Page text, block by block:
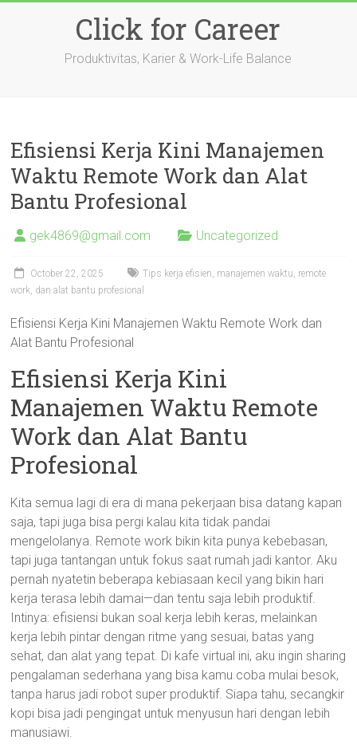
Click for Career
Produktivitas, Karier & Work-Life Balance
Efisiensi Kerja Kini Manajemen
Waktu Remote Work dan Alat
Bantu Profesional
gek4869@gmail.com Uncategorized
October 22, 2025
Tips kerja efisien, manajemen waktu, remote
work, dan alat bantu profesional
Efisiensi Kerja Kini Manajemen Waktu Remote Work dan
Alat Bantu Profesional
Efisiensi Kerja Kini
Manajemen Waktu Remote
Work dan Alat Bantu
Profesional
Kita semua lagi di era di mana pekerjaan bisa datang kapan
saja, tapi juga bisa pergi kalau kita tidak pandai
mengelolanya. Remote work bikin kita punya kebebasan,
tapi juga tantangan untuk fokus saat rumah jadi kantor. Aku
pernah nyatetin beberapa kebiasaan kecil yang bikin hari
kerja terasa lebih damai—dan tentu saja lebih produktif.
Intinya: efisiensi bukan soal kerja lebih keras, melainkan
kerja lebih pintar dengan ritme yang sesuai, batas yang
sehat, dan alat yang tepat. Di kafe virtual ini, aku ingin sharing
pengalaman sederhana yang bisa kamu coba mulai besok,
tanpa harus jadi robot super produktif. Siapa tahu, secangkir
kopi bisa jadi pengingat untuk menyusun hari dengan lebih
manusiawi.